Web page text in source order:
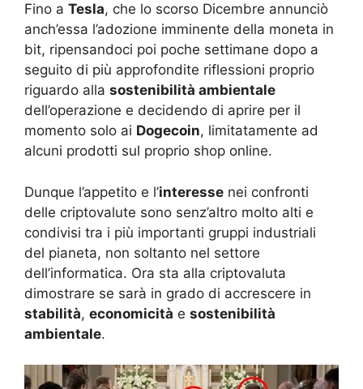
Fino a Tesla, che lo scorso Dicembre annunciò
anch’essa l’adozione imminente della moneta in
bit, ripensandoci poi poche settimane dopo a
seguito di più approfondite riflessioni proprio
riguardo alla sostenibilità ambientale
dell’operazione e decidendo di aprire per il
momento solo ai Dogecoin, limitatamente ad
alcuni prodotti sul proprio shop online.
Dunque l’appetito e l’interesse nei confronti
delle criptovalute sono senz’altro molto alti e
condivisi tra i più importanti gruppi industriali
del pianeta, non soltanto nel settore
dell’informatica. Ora sta alla criptovaluta
dimostrare se sarà in grado di accrescere in
stabilità, economicità e sostenibilità
ambientale.